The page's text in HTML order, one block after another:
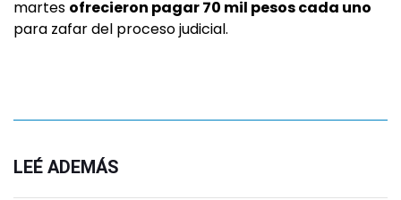
martes ofrecieron pagar 70 mil pesos cada uno
para zafar del proceso judicial.
LEÉ ADEMÁS